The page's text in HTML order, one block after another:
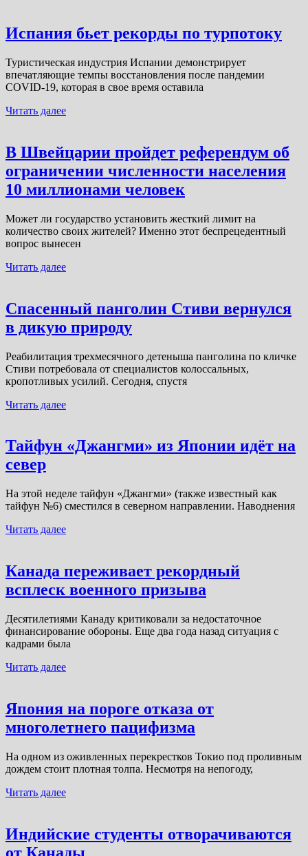
Испания бьет рекорды по турпотоку
Туристическая индустрия Испании демонстрирует
впечатляющие темпы восстановления после пандемии
COVID-19, которая в свое время оставила
Читать далее
В Швейцарии пройдет референдум об
ограничении численности населения
10 миллионами человек
Может ли государство установить жесткий лимит на
количество своих жителей? Именно этот беспрецедентный
вопрос вынесен
Читать далее
Спасенный панголин Стиви вернулся
в дикую природу
Реабилитация трехмесячного детеныша панголина по кличке
Стиви потребовала от специалистов колоссальных,
кропотливых усилий. Сегодня, спустя
Читать далее
Тайфун «Джангми» из Японии идёт на
север
На этой неделе тайфун «Джангми» (также известный как
тайфун №6) сместился в северном направлении. Наводнения
Читать далее
Канада переживает рекордный
всплеск военного призыва
Десятилетиями Канаду критиковали за недостаточное
финансирование обороны. Еще два года назад ситуация с
кадрами была
Читать далее
Япония на пороге отказа от
многолетнего пацифизма
На одном из оживленных перекрестков Токио под проливным
дождем стоит плотная толпа. Несмотря на непогоду,
Читать далее
Индийские студенты отворачиваются